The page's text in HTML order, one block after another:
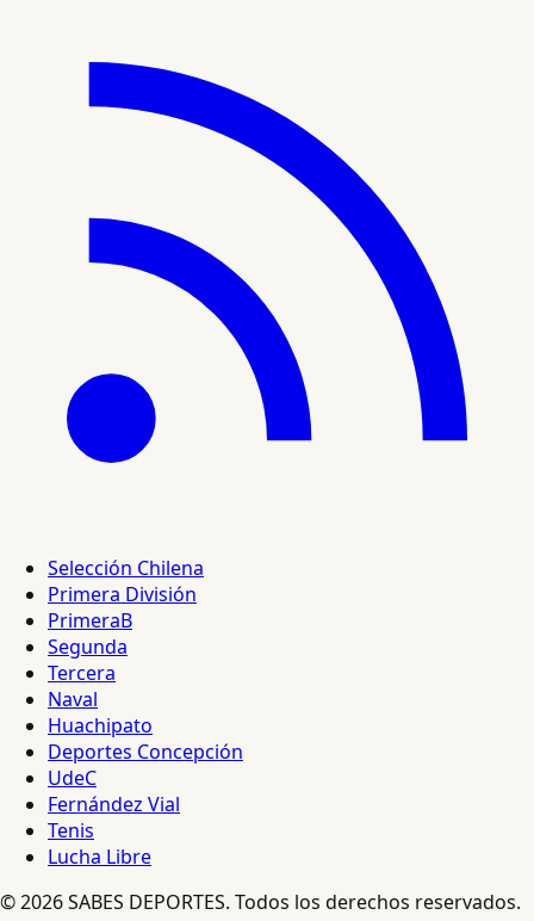
Selección Chilena
Primera División
PrimeraB
Segunda
Tercera
Naval
Huachipato
Deportes Concepción
UdeC
Fernández Vial
Tenis
Lucha Libre
© 2026 SABES DEPORTES. Todos los derechos reservados.